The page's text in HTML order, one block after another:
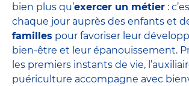
bien plus qu’exercer un métier :
chaque jour auprès des enfants et
familles pour favoriser leur
bien-être et leur épanouissement.
les premiers instants de vie,
puériculture accompagne avec